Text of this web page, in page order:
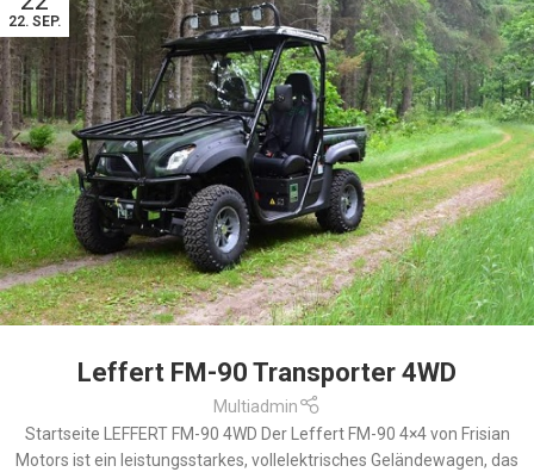
22. SEP.
Leffert FM-90 Transporter 4WD
Multiadmin
Startseite LEFFERT FM-90 4WD Der Leffert FM-90 4×4 von Frisian
Motors ist ein leistungsstarkes, vollelektrisches Geländewagen, das